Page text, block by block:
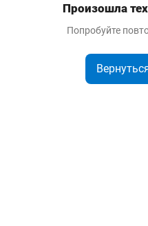
Произошла
Попробуйте